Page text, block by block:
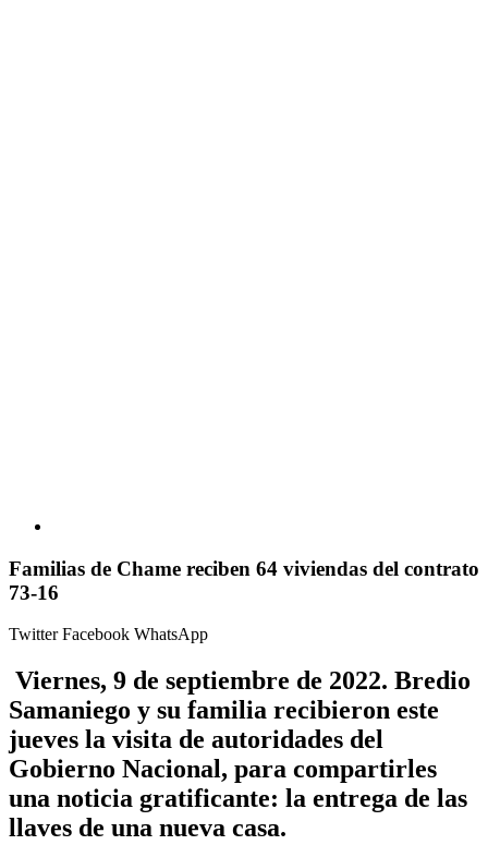
Familias de Chame reciben 64 viviendas del contrato
73-16
TwitterFacebook WhatsApp
Viernes, 9 de septiembre de 2022. Bredio
Samaniego y su familia recibieron este
jueves la visita de autoridades del
Gobierno Nacional, para compartirles
una noticia gratificante: la entrega de las
llaves de una nueva casa.